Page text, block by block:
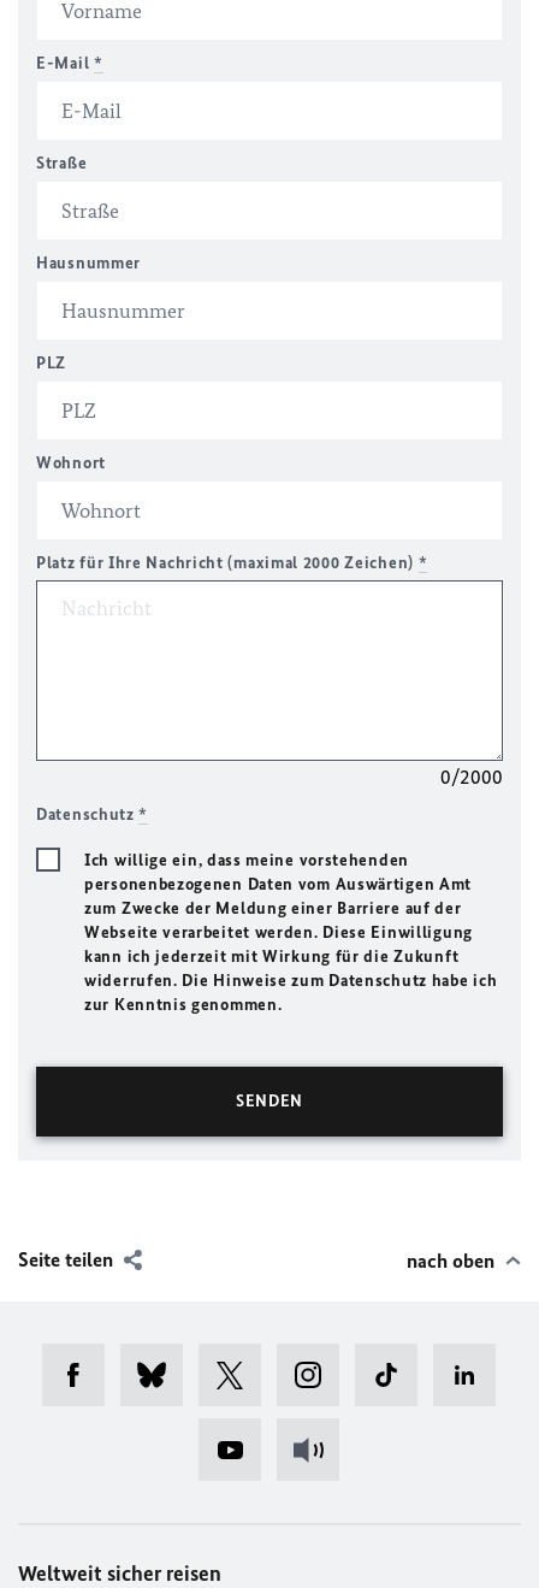
E-Mail *
Straße
Hausnummer
PLZ
Wohnort
Platz für Ihre Nachricht (maximal 2000 Zeichen) *
0/2000
Datenschutz*
Ich willige ein, dass meine vorstehenden
personenbezogenen Daten vom Auswärtigen Amt
zum Zwecke der Meldung einer Barriere auf der
Webseite verarbeitet werden. Diese Einwilligung
kann ich jederzeit mit Wirkung für die Zukunft
widerrufen. Die Hinweise zum Datenschutz habe ich
zur Kenntnis genommen.
Seite teilen nach oben
Weltweit sicher reisen